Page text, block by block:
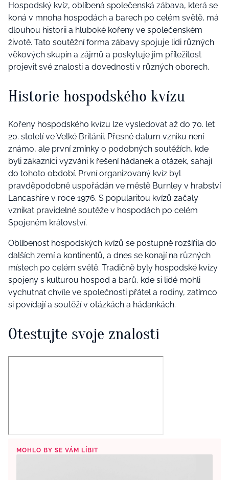
Hospodský kvíz, oblíbená společenská zábava, která se
koná v mnoha hospodách a barech po celém světě, má
dlouhou historii a hluboké kořeny ve společenském
životě. Tato soutěžní forma zábavy spojuje lidi různých
věkových skupin a zájmů a poskytuje jim příležitost
projevit své znalosti a dovednosti v různých oborech.
Historie hospodského kvízu
Kořeny hospodského kvízu lze vysledovat až do 70. let
20. století ve Velké Británii. Přesné datum vzniku není
známo, ale první zmínky o podobných soutěžích, kde
byli zákazníci vyzváni k řešení hádanek a otázek, sahají
do tohoto období. První organizovaný kvíz byl
pravděpodobně uspořádán ve městě Burnley v hrabství
Lancashire v roce 1976. S popularitou kvízů začaly
vznikat pravidelné soutěže v hospodách po celém
Spojeném království.
Oblíbenost hospodských kvízů se postupně rozšířila do
dalších zemí a kontinentů, a dnes se konají na různých
místech po celém světě. Tradičně byly hospodské kvízy
spojeny s kulturou hospod a barů, kde si lidé mohli
vychutnat chvíle ve společnosti přátel a rodiny, zatímco
si povídají a soutěží v otázkách a hádankách.
Otestujte svoje znalosti
MOHLO BY SE VÁM LÍBIT